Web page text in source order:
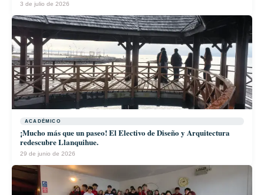
3 de julio de 2026
ACADÉMICO
¡Mucho más que un paseo! El Electivo de Diseño y Arquitectura
redescubre Llanquihue.
29 de junio de 2026